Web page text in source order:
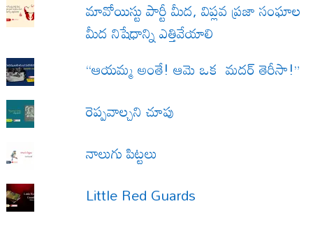
మావోయిస్టు పార్టీ మీద, విప్లవ ప్రజా సంఘాల
మీద నిషేధాన్ని ఎత్తివేయాలి
“ఆయమ్మ అంతే! ఆమె ఒక మదర్ తెరీసా!”
రెప్పవాల్చని చూపు
నాలుగు పిట్టలు
Little Red Guards